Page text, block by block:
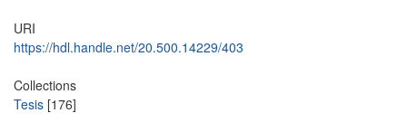
URI
https://hdl.handle.net/20.500.14229/403
Collections
Tesis [176]